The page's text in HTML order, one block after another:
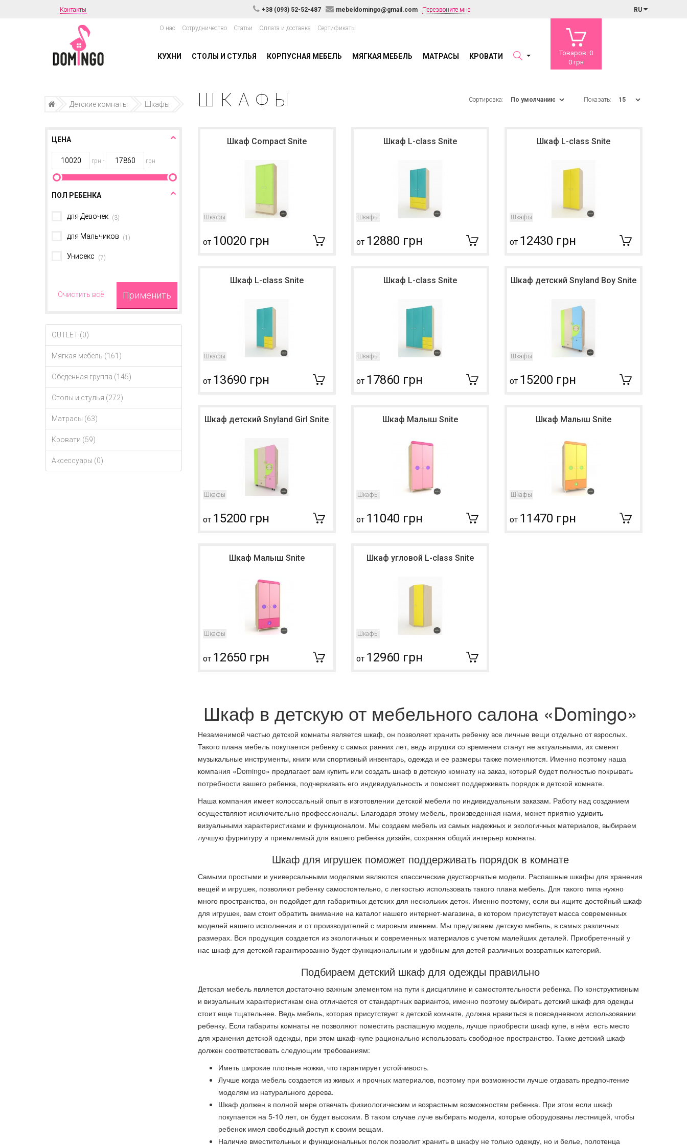
Контакты +38 (093) 52-52-487 mebeldomingo@gmail.com Перезвоните мне RU
О нас Сотрудничество Статьи Оплата и доставка Сертификаты
КУХНИ СТОЛЫ И СТУЛЬЯ КОРПУСНАЯ МЕБЕЛЬ МЯГКАЯ МЕБЕЛЬ МАТРАСЫ КРОВАТИ
Товаров: 0
0 грн
Детские комнаты Шкафы ШКАФЫ Сортировка: Показать:
ЦЕНА
грн - грн
ПОЛ РЕБЕНКА
для Девочек (3)
для Мальчиков (1 )
Унисекс (7)
Очистить всё Применить
OUTLET (0)
Мягкая мебель (161)
Обеденная группа (145)
Столы и стулья (272)
Матрасы (63)
Кровати (59)
Аксессуары (0)
Шкаф Compact Snite
Шкафы
от 10020 грн
Шкаф L-class Snite
Шкафы
от 12880 грн
Шкаф L-class Snite
Шкафы
от 12430 грн
Шкаф L-class Snite
Шкафы
от 13690 грн
Шкаф L-class Snite
Шкафы
от 17860 грн
Шкаф детский Snyland Boy Snite
Шкафы
от 15200 грн
Шкаф детский Snyland Girl Snite
Шкафы
от 15200 грн
Шкаф Малыш Snite
Шкафы
от 11040 грн
Шкаф Малыш Snite
Шкафы
от 11470 грн
Шкаф Малыш Snite
Шкафы
от 12650 грн
Шкаф угловой L-class Snite
Шкафы
от 12960 грн
Шкаф в детскую от мебельного салона «Domingo»
Незаменимой частью детской комнаты является шкаф, он позволяет хранить ребенку все личные вещи отдельно от взрослых.
Такого плана мебель покупается ребенку с самых ранних лет, ведь игрушки со временем станут не актуальными, их сменят
музыкальные инструменты, книги или спортивный инвентарь, одежда и ее размеры также поменяются. Именно поэтому наша
компания «Domingo» предлагает вам купить или создать шкаф в детскую комнату на заказ, который будет полностью покрывать
потребности вашего ребенка, подчеркивать его индивидуальность и поможет поддерживать порядок в детской комнате.
Наша компания имеет колоссальный опыт в изготовлении детской мебели по индивидуальным заказам. Работу над созданием
осуществляют исключительно профессионалы. Благодаря этому мебель, произведенная нами, может приятно удивить
визуальными характеристиками и функционалом. Мы создаем мебель из самых надежных и экологичных материалов, выбираем
лучшую фурнитуру и приемлемый для вашего ребенка дизайн, сохраняя общий интерьер комнаты.
Шкаф для игрушек поможет поддерживать порядок в комнате
Самыми простыми и универсальными моделями являются классические двустворчатые модели. Распашные шкафы для хранения
вещей и игрушек, позволяют ребенку самостоятельно, с легкостью использовать такого плана мебель. Для такого типа нужно
много пространства, он подойдет для габаритных детских для нескольких деток. Именно поэтому, если вы ищите достойный шкаф
для игрушек, вам стоит обратить внимание на каталог нашего интернет-магазина, в котором присутствует масса современных
моделей нашего исполнения и от производителей с мировым именем. Мы предлагаем детскую мебель, в самых различных
размерах. Вся продукция создается из экологичных и современных материалов с учетом малейших деталей. Приобретенный у
нас шкаф для детской гарантированно будет функциональным и удобным для детей различных возвратных категорий.
Подбираем детский шкаф для одежды правильно
Детская мебель является достаточно важным элементом на пути к дисциплине и самостоятельности ребенка. По конструктивным
и визуальным характеристикам она отличается от стандартных вариантов, именно поэтому выбирать детский шкаф для одежды
стоит еще тщательнее. Ведь мебель, которая присутствует в детской комнате, должна нравиться в повседневном использовании
ребенку. Если габариты комнаты не позволяют поместить распашную модель, лучше приобрести шкаф купе, в нём есть место
для хранения детской одежды, при этом шкаф-купе рационально использовать свободное пространство. Также детский шкаф
должен соответствовать следующим требованиям:
Иметь широкие плотные ножки, что гарантирует устойчивость.
Лучше когда мебель создается из живых и прочных материалов, поэтому при возможности лучше отдавать предпочтение
моделям из натурального дерева.
Шкаф должен в полной мере отвечать физиологическим и возрастным возможностям ребенка. При этом если шкаф
покупается на 5-10 лет, он будет высоким. В таком случае луче выбирать модели, которые оборудованы лестницей, чтобы
ребенок имел свободный доступ к своим вещам.
Наличие вместительных и функциональных полок позволит хранить в шкафу не только одежду, но и белье, полотенца